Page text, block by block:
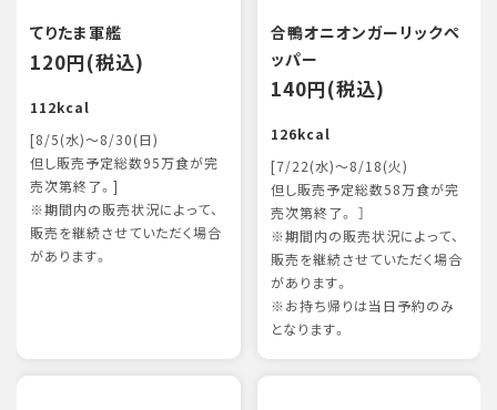
てりたま軍艦
120円(税込)
112kcal
[8/5(水)～8/30(日)
但し販売予定総数95万食が完
売次第終了。]
※期間内の販売状況によって、
販売を継続させていただく場合
があります。
合鴨オニオンガーリックペ
ッパー
140円(税込)
126kcal
[7/22(水)～8/18(火)
但し販売予定総数58万食が完
売次第終了。 ］
※期間内の販売状況によって、
販売を継続させていただく場合
があります。
※お持ち帰りは当日予約のみ
となります。